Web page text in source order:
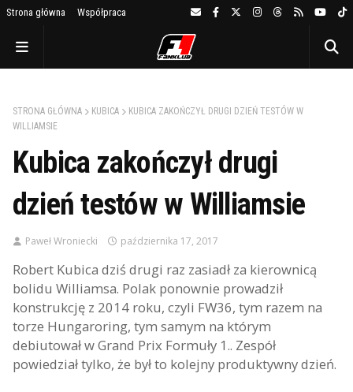
Strona główna Współpraca
STRONA GŁÓWNA KUBICA
KUBICA ZAKOŃCZYŁ DRUGI DZIEŃ TESTÓW W
WILLIAMSIE
Kubica zakończył drugi
dzień testów w Williamsie
Paweł Wroniecki października 17, 2017
Robert Kubica dziś drugi raz zasiadł za kierownicą
bolidu Williamsa. Polak ponownie prowadził
konstrukcję z 2014 roku, czyli FW36, tym razem na
torze Hungaroring, tym samym na którym
debiutował w Grand Prix Formuły 1.. Zespół
powiedział tylko, że był to kolejny produktywny dzień.